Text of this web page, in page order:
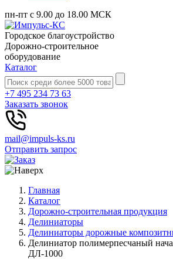
пн-пт с 9.00 до 18.00 МСК
Городское благоустройство
Дорожно-строительное
оборудование
Каталог
+7 495 234 73 63
Заказать звонок
mail@impuls-ks.ru
Отправить запрос
Главная
Каталог
Дорожно-строительная продукция
Делиниаторы
Делиниаторы дорожные
Делиниатор полимерпесчаный
ДЛ-1000